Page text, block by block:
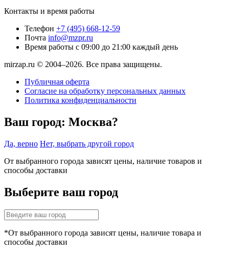
Контакты и время работы
Телефон +7 (495) 668-12-59
Почта info@mzpr.ru
Время работы с 09:00 до 21:00 каждый день
mirzap.ru © 2004–2026. Все права защищены.
Публичная оферта
Согласие на обработку персональных данных
Политика конфиденциальности
Ваш город: Москва?
Да, верно Нет, выбрать другой город
От выбранного города зависят цены, наличие товаров и
способы доставки
Выберите ваш город
*От выбранного города зависят цены, наличие товара и
способы доставки